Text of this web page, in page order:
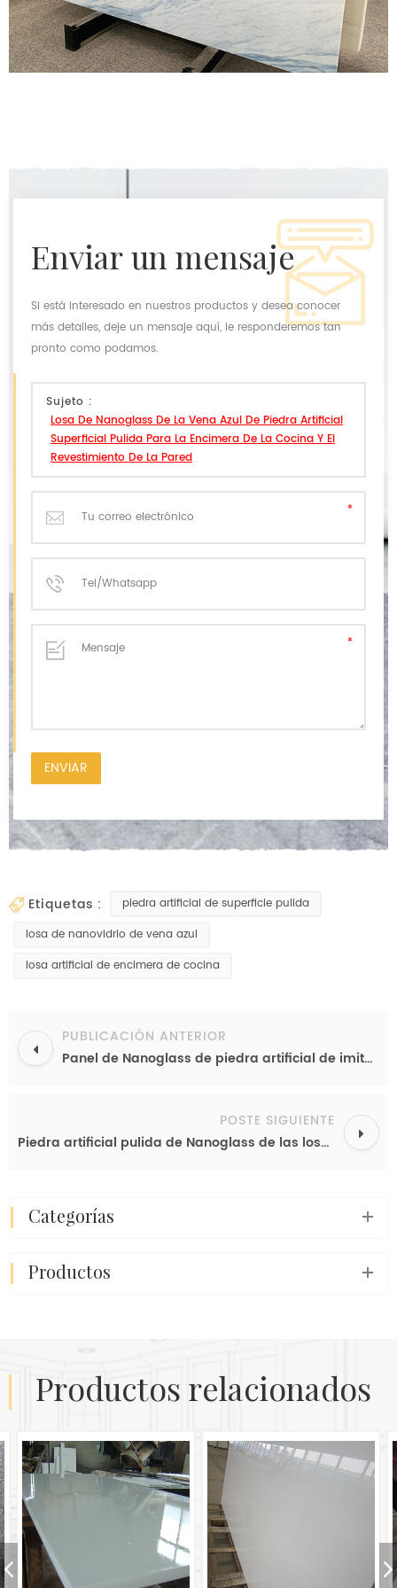
enviar un mensaje
Si está interesado en nuestros productos y desea conocer
más detalles, deje un mensaje aquí, le responderemos tan
pronto como podamos.
Sujeto :
Losa De Nanoglass De La Vena Azul De Piedra Artificial
Superficial Pulida Para La Encimera De La Cocina Y El
Revestimiento De La Pared
etiquetas :
piedra artificial de superficie pulida
losa de nanovidrio de vena azul
losa artificial de encimera de cocina
PUBLICACIÓN ANTERIOR
Panel de Nanoglass de piedra artificial de imitación de mármol, fabricante de China, precio al por mayor, precio barato
POSTE SIGUIENTE
Piedra artificial pulida de Nanoglass de las losas de piedra del grueso de la superficie 18m m para las baldosas
categorías
productos
productos relacionados